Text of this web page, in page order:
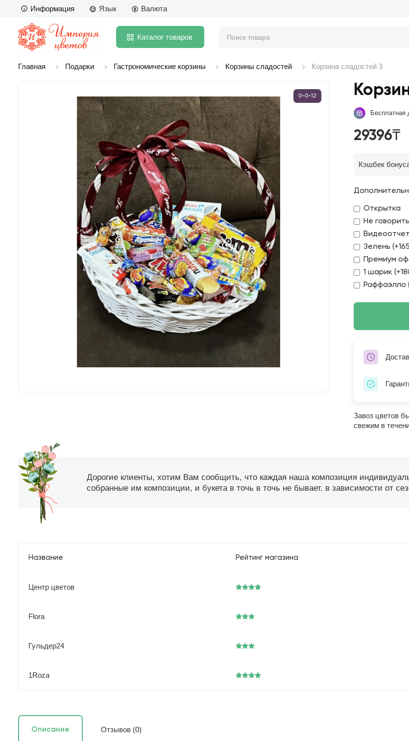
Информация Язык Валюта
Каталог товаров
Главная Подарки Гастрономические корзины Корзины сладостей Корзина сладостей 3
0-0-12
Бесплатная
29396₸
Кэшбек
Открытка
Не
Видеоотчет
Зелень
Премиум
1 шарик
Раффаэлло
Завоз цветов
свежим в
Дорогие клиенты, хотим Вам сообщить, что каждая наша композиция
собранные им композиции, и букета в точь в точь не бывает. в зависимости от
Название Рейтинг магазина
Центр цветов
Flora
Гульдер24
1Roza
Описание Отзывов (0)